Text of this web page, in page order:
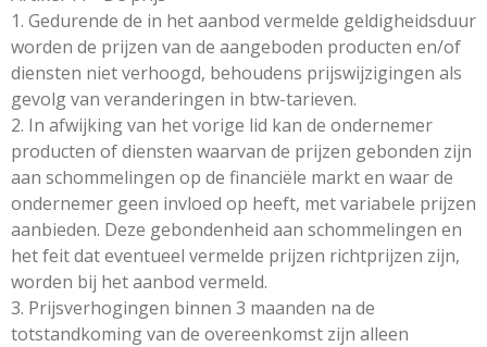
1. Gedurende de in het aanbod vermelde geldigheidsduur
worden de prijzen van de aangeboden producten en/of
diensten niet verhoogd, behoudens prijswijzigingen als
gevolg van veranderingen in btw-tarieven.
2. In afwijking van het vorige lid kan de ondernemer
producten of diensten waarvan de prijzen gebonden zijn
aan schommelingen op de financiële markt en waar de
ondernemer geen invloed op heeft, met variabele prijzen
aanbieden. Deze gebondenheid aan schommelingen en
het feit dat eventueel vermelde prijzen richtprijzen zijn,
worden bij het aanbod vermeld.
3. Prijsverhogingen binnen 3 maanden na de
totstandkoming van de overeenkomst zijn alleen